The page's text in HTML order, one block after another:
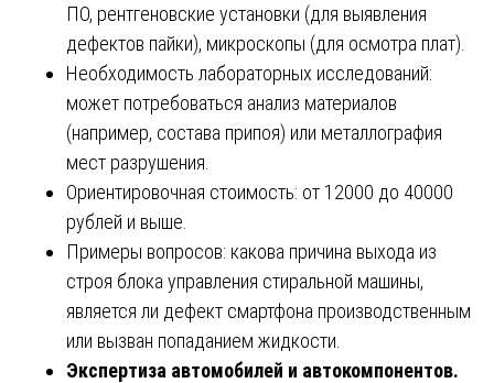
ПО, рентгеновские установки (для выявления
дефектов пайки), микроскопы (для осмотра плат).
Необходимость лабораторных исследований:
может потребоваться анализ материалов
(например, состава припоя) или металлография
мест разрушения.
Ориентировочная стоимость: от 12000 до 40000
рублей и выше.
Примеры вопросов: какова причина выхода из
строя блока управления стиральной машины,
является ли дефект смартфона производственным
или вызван попаданием жидкости.
Экспертиза автомобилей и автокомпонентов.